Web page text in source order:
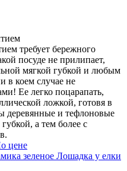
требует бережного
посуде не прилипает,
мягкой губкой и любым
коем случае не
Ее легко поцарапать,
ложкой, готовя в
деревянные и тефлоновые
а тем более с
цене